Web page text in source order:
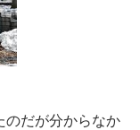
のだが分からなか